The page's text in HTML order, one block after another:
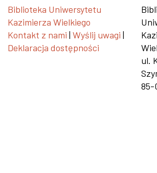
Biblioteka Uniwersytetu
Kazimierza Wielkiego
Kontakt z nami | Wyślij uwagi |
Deklaracja dostępności
ul.
85-